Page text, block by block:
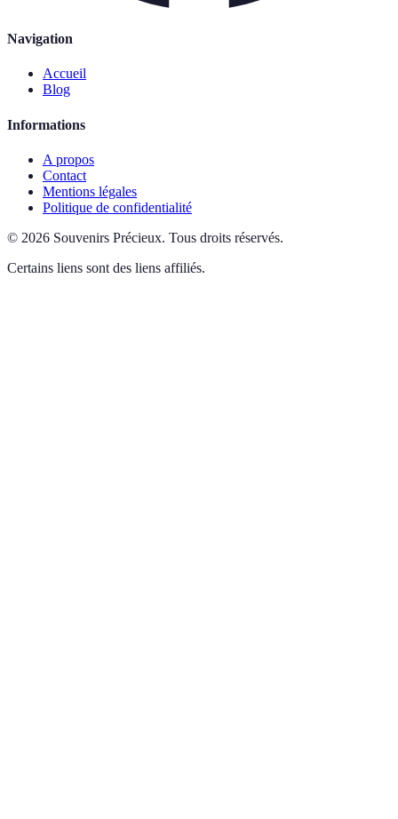
Navigation
Accueil
Blog
Informations
A propos
Contact
Mentions légales
Politique de confidentialité
© 2026 Souvenirs Précieux. Tous droits réservés.
Certains liens sont des liens affiliés.